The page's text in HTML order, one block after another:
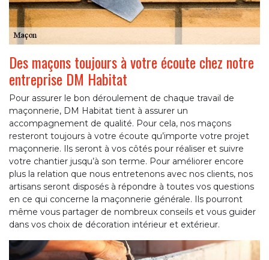
Des maçons toujours à votre écoute chez notre
entreprise DM Habitat
Pour assurer le bon déroulement de chaque travail de
maçonnerie, DM Habitat tient à assurer un
accompagnement de qualité. Pour cela, nos maçons
resteront toujours à votre écoute qu’importe votre projet
maçonnerie. Ils seront à vos côtés pour réaliser et suivre
votre chantier jusqu’à son terme. Pour améliorer encore
plus la relation que nous entretenons avec nos clients, nos
artisans seront disposés à répondre à toutes vos questions
en ce qui concerne la maçonnerie générale. Ils pourront
même vous partager de nombreux conseils et vous guider
dans vos choix de décoration intérieur et extérieur.